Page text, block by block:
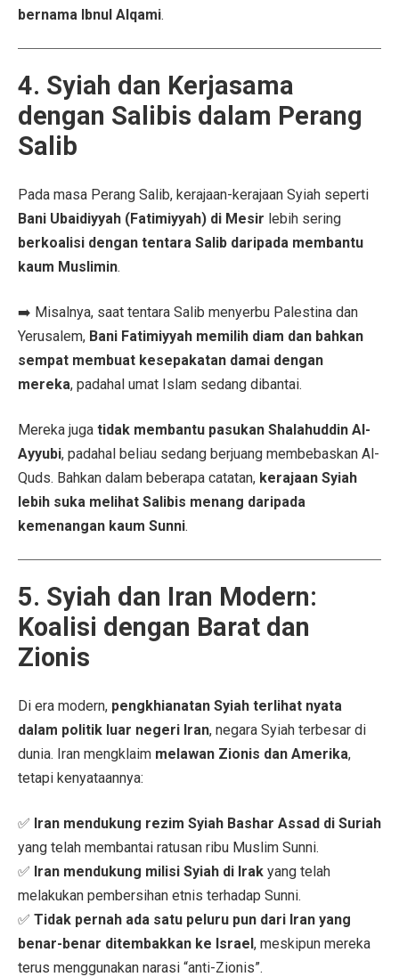
bernama Ibnul Alqami.
4. Syiah dan Kerjasama
dengan Salibis dalam Perang
Salib
Pada masa Perang Salib, kerajaan-kerajaan Syiah seperti
Bani Ubaidiyyah (Fatimiyyah) di Mesir lebih sering
berkoalisi dengan tentara Salib daripada membantu
kaum Muslimin.
➡️ Misalnya, saat tentara Salib menyerbu Palestina dan
Yerusalem, Bani Fatimiyyah memilih diam dan bahkan
sempat membuat kesepakatan damai dengan
mereka, padahal umat Islam sedang dibantai.
Mereka juga tidak membantu pasukan Shalahuddin Al-
Ayyubi, padahal beliau sedang berjuang membebaskan Al-
Quds. Bahkan dalam beberapa catatan, kerajaan Syiah
lebih suka melihat Salibis menang daripada
kemenangan kaum Sunni.
5. Syiah dan Iran Modern:
Koalisi dengan Barat dan
Zionis
Di era modern, pengkhianatan Syiah terlihat nyata
dalam politik luar negeri Iran, negara Syiah terbesar di
dunia. Iran mengklaim melawan Zionis dan Amerika,
tetapi kenyataannya:
✅ Iran mendukung rezim Syiah Bashar Assad di Suriah
yang telah membantai ratusan ribu Muslim Sunni.
✅ Iran mendukung milisi Syiah di Irak yang telah
melakukan pembersihan etnis terhadap Sunni.
✅ Tidak pernah ada satu peluru pun dari Iran yang
benar-benar ditembakkan ke Israel, meskipun mereka
terus menggunakan narasi “anti-Zionis”.